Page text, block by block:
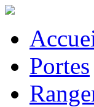
Portes